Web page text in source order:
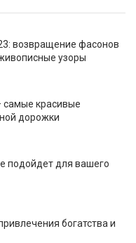
возвращение фасонов
узоры
самые красивые
дорожки
подойдет для вашего
богатства и